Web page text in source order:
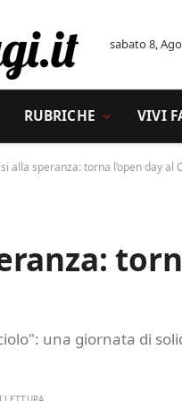
sabato 8,
RUBRICHE VIVI
alla speranza: torna l’open day al
una giornata di